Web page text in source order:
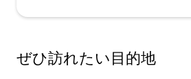
ぜひ訪⁠れ⁠た⁠い目⁠的⁠地